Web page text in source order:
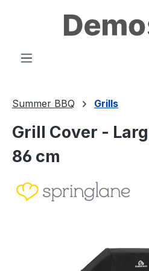
Přejít na hlavní obsah
Summer BBQ Grills
Grill Cover -
86 cm